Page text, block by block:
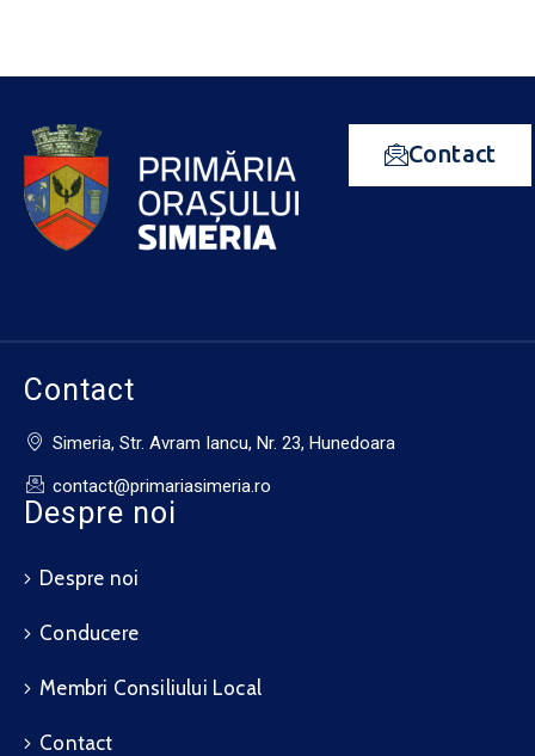
Contact
Contact
Simeria, Str. Avram Iancu, Nr. 23, Hunedoara
contact@primariasimeria.ro
Despre noi
Despre noi
Conducere
Membri Consiliului Local
Contact